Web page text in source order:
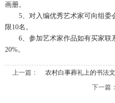
画册。
5、对入编优秀艺术家可向组
限10名。
6、参加艺术家作品如有买家
20%。
上一篇：
农村白事葬礼上的书法
下一篇：